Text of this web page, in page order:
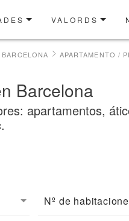
VALORDS
BARCELONA APARTAMENTO /
Barcelona
apartamentos,
Nº de